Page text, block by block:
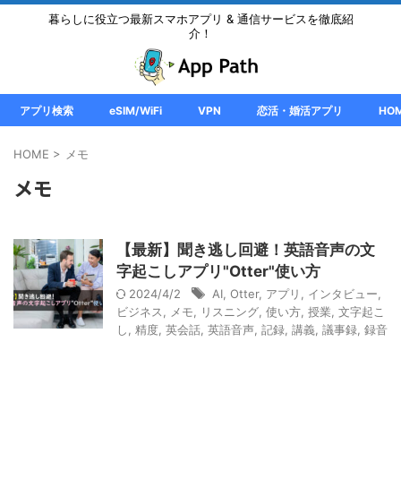
暮らしに役立つ最新スマホアプリ & 通信サービスを徹底紹
介！
アプリ検索 eSIM/WiFi VPN 恋活・婚活アプリ
HOME > メモ
メモ
【最新】聞き逃し回避！英語音声の文
字起こしアプリ"Otter"使い方
2024/4/2 AI Otter, アプリ インタビュー
ビジネス
メモ リスニング 使い方 授業 文字起こ
し
精度 英会話 英語音声 記録 講義 議事録 録音